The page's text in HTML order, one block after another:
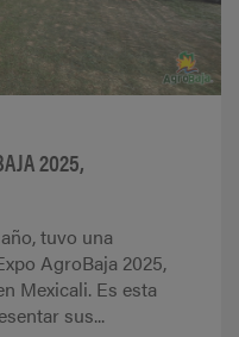
2025,
tuvo una
AgroBaja 2025,
Mexicali. Es esta
sus...